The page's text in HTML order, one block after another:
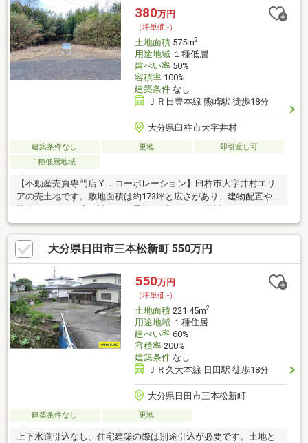
☆全国730店舗以上展開！☆ハウスドゥだからこその豊富な情報
量と実績を生かし、お客様の夢のマイホーム探しを全力でサポー
トいたします！
380万円
（坪単価:-）
土地面積575m2
用途地域１種低層
建ぺい率50%
容積率100%
建築条件なし
ＪＲ日豊本線 熊崎駅 徒歩18分
大分県臼杵市大字井村
建築条件なし 更地
即引渡し可
1種低層地域
【不動産売買専門店Ｙ．コーポレーション】臼杵市大字井村エリ
アの売土地です。敷地面積は約173坪と広さがあり、建物配置や
す。住宅用地としてはもちろん、敷地の広さを活かした活用も可
能です。物件から約2～3キロ圏内にはコンビニなどの生活利便施
設があり、日常生活にも配慮された立地となっています。落ち着
いた環境で住まいづくりをご検討の方にもおすすめです。当社は
大分市内の不動産売買専門店です。土日祝日も営業しておりま
す。是非お気軽にお問い合わせください。【ナビ検索：大分県臼
杵市大字井村447付近】
大分県日田市三本松新町 550万円
550万円
（坪単価:-）
土地面積221.45m2
用途地域１種住居
建ぺい率60%
容積率200%
建築条件なし
ＪＲ久大本線 日田駅 徒歩18分
大分県日田市三本松新町
建築条件なし 更地
上下水道引込なし、住宅建築の際は別途引込が必要です。土地と